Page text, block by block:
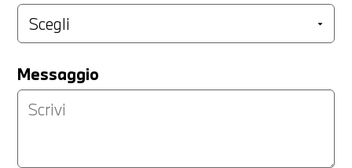
Messaggio